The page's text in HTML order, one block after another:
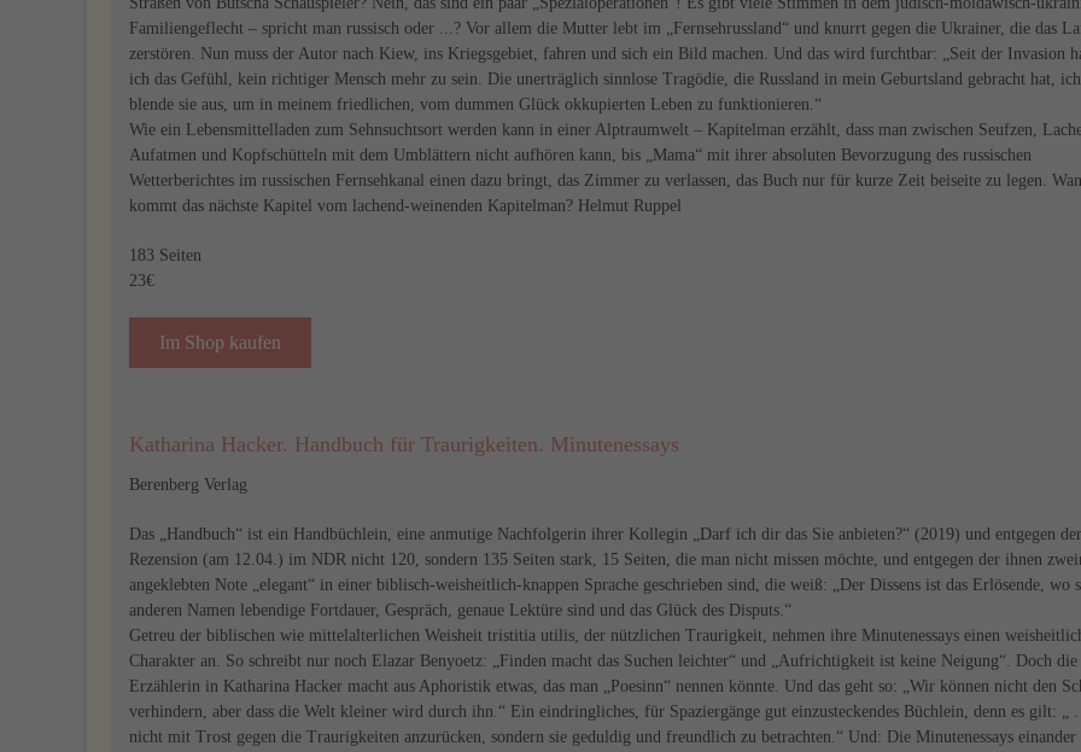
Familiengeflecht – spricht man russisch oder ...? Vor allem die Mutter lebt im „Fernsehrussland“ und knurrt gegen die Ukrainer, die das
zerstören. Nun muss der Autor nach Kiew, ins Kriegsgebiet, fahren und sich ein Bild machen. Und das wird furchtbar: „Seit der Invasion
ich das Gefühl, kein richtiger Mensch mehr zu sein. Die unerträglich sinnlose Tragödie, die Russland in mein Geburtsland gebracht hat, ich
blende sie aus, um in meinem friedlichen, vom dummen Glück okkupierten Leben zu funktionieren.“
Wie ein Lebensmittelladen zum Sehnsuchtsort werden kann in einer Alptraumwelt – Kapitelman erzählt, dass man zwischen Seufzen,
Aufatmen und Kopfschütteln mit dem Umblättern nicht aufhören kann, bis „Mama“ mit ihrer absoluten Bevorzugung des russischen
Wetterberichtes im russischen Fernsehkanal einen dazu bringt, das Zimmer zu verlassen, das Buch nur für kurze Zeit beiseite zu legen.
kommt das nächste Kapitel vom lachend-weinenden Kapitelman? Helmut Ruppel
183 Seiten
23€
Im Shop kaufen
Katharina Hacker. Handbuch für Traurigkeiten. Minutenessays
Berenberg Verlag
Das „Handbuch“ ist ein Handbüchlein, eine anmutige Nachfolgerin ihrer Kollegin „Darf ich dir das Sie anbieten?“ (2019) und entgegen der
Rezension (am 12.04.) im NDR nicht 120, sondern 135 Seiten stark, 15 Seiten, die man nicht missen möchte, und entgegen der ihnen
angeklebten Note „elegant“ in einer biblisch-weisheitlich-knappen Sprache geschrieben sind, die weiß: „Der Dissens ist das Erlösende, wo
anderen Namen lebendige Fortdauer, Gespräch, genaue Lektüre sind und das Glück des Disputs.“
Getreu der biblischen wie mittelalterlichen Weisheit tristitia utilis, der nützlichen Traurigkeit, nehmen ihre Minutenessays einen
Charakter an. So schreibt nur noch Elazar Benyoetz: „Finden macht das Suchen leichter“ und „Aufrichtigkeit ist keine Neigung“. Doch die
Erzählerin in Katharina Hacker macht aus Aphoristik etwas, das man „Poesinn“ nennen könnte. Und das geht so: „Wir können nicht den
verhindern, aber dass die Welt kleiner wird durch ihn.“ Ein eindringliches, für Spaziergänge gut einzusteckendes Büchlein, denn es gilt: „
nicht mit Trost gegen die Traurigkeiten anzurücken, sondern sie geduldig und freundlich zu betrachten.“ Und: Die Minutenessays einander